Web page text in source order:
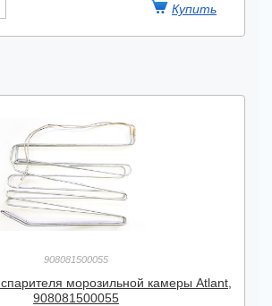
908081500055
морозильной камеры Atlant,
908081500055